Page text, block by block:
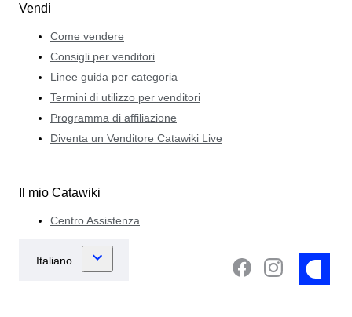
Vendi
Come vendere
Consigli per venditori
Linee guida per categoria
Termini di utilizzo per venditori
Programma di affiliazione
Diventa un Venditore Catawiki Live
Il mio Catawiki
Centro Assistenza